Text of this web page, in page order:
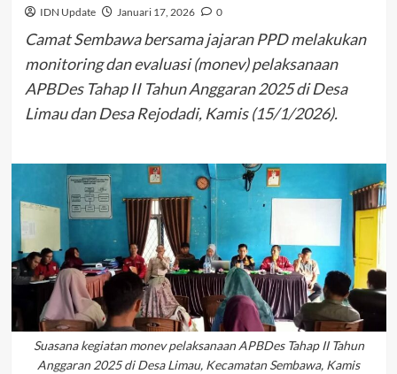
IDN Update Januari 17, 2026 0
Camat Sembawa bersama jajaran PPD melakukan
monitoring dan evaluasi (monev) pelaksanaan
APBDes Tahap II Tahun Anggaran 2025 di Desa
Limau dan Desa Rejodadi, Kamis (15/1/2026).
Suasana kegiatan monev pelaksanaan APBDes Tahap II Tahun
Anggaran 2025 di Desa Limau, Kecamatan Sembawa, Kamis